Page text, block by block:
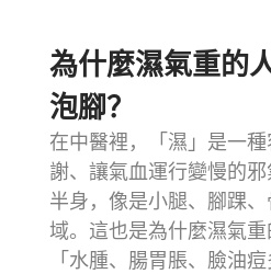
為什麼濕氣重的
泡腳？
在中醫裡，「濕」是一
謝、讓氣血運行變慢的
半身，像是小腿、腳踝
域。這也是為什麼濕氣
「水腫、腸胃脹、臉油痘